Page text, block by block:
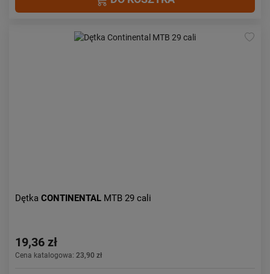
Dętka CONTINENTAL MTB 29 cali
19,36 zł
Cena katalogowa: 23,90 zł